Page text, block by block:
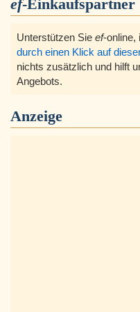
ef-Einkaufspartner
Unterstützen Sie ef-online,
durch einen Klick auf
nichts zusätzlich und hilft
Angebots.
Anzeige